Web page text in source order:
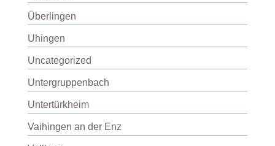
Überlingen
Uhingen
Uncategorized
Untergruppenbach
Untertürkheim
Vaihingen an der Enz